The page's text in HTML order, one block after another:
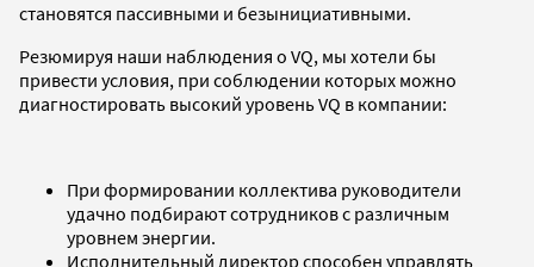
становятся пассивными и безынициативными.
Резюмируя наши наблюдения о VQ, мы хотели бы
привести условия, при соблюдении которых можно
диагностировать высокий уровень VQ в компании:
При формировании коллектива руководители
удачно подбирают сотрудников с различным
уровнем энергии.
Исполнительный директор способен управлять